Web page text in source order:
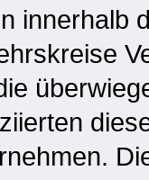
innerhalb